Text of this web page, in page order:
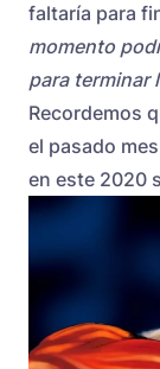
faltaría para
momento
para terminar
Recordemos
el pasado
en este 2020